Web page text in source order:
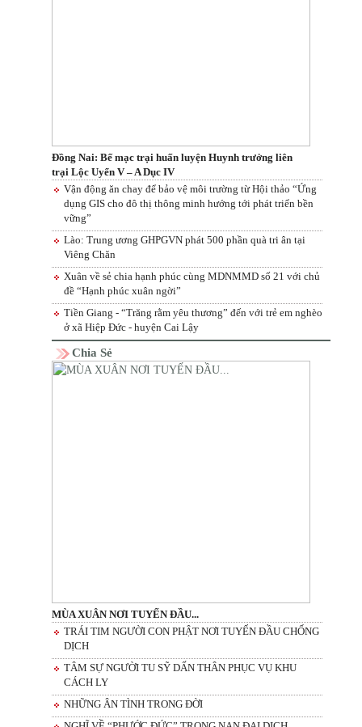
Đồng Nai: Bế mạc trại huấn luyện Huynh trưởng liên
trại Lộc Uyển V – A Dục IV
Vận động ăn chay để bảo vệ môi trường từ Hội thảo “Ứng
dụng GIS cho đô thị thông minh hướng tới phát triển bền
vững”
Lào: Trung ương GHPGVN phát 500 phần quà tri ân tại
Viêng Chăn
Xuân về sẻ chia hạnh phúc cùng MDNMMD số 21 với chủ
đề “Hạnh phúc xuân ngời”
Tiền Giang - “Trăng rằm yêu thương” đến với trẻ em nghèo
ở xã Hiệp Đức - huyện Cai Lậy
Chia Sẻ
MÙA XUÂN NƠI TUYẾN ĐẦU...
TRÁI TIM NGƯỜI CON PHẬT NƠI TUYẾN ĐẦU CHỐNG
DỊCH
TÂM SỰ NGƯỜI TU SỸ DẤN THÂN PHỤC VỤ KHU
CÁCH LY
NHỮNG ÂN TÌNH TRONG ĐỜI